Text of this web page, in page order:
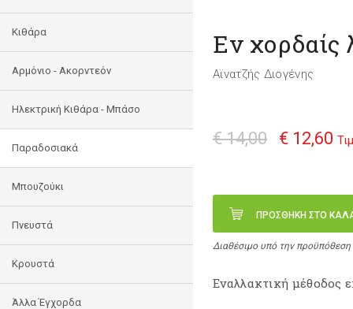
Κιθάρα
Αρμόνιο - Ακορντεόν
Ηλεκτρική Κιθάρα - Μπάσο
Παραδοσιακά
Μπουζούκι
Πνευστά
Κρουστά
Άλλα Έγχορδα
Εν χορδαίς
Αϊνατζής Διογένης
€ 14,00 € 12,60
ΠΡΟΣΘΗΚΗ ΣΤΟ
Διαθέσιμο υπό την
Εναλλακτική μέθοδος